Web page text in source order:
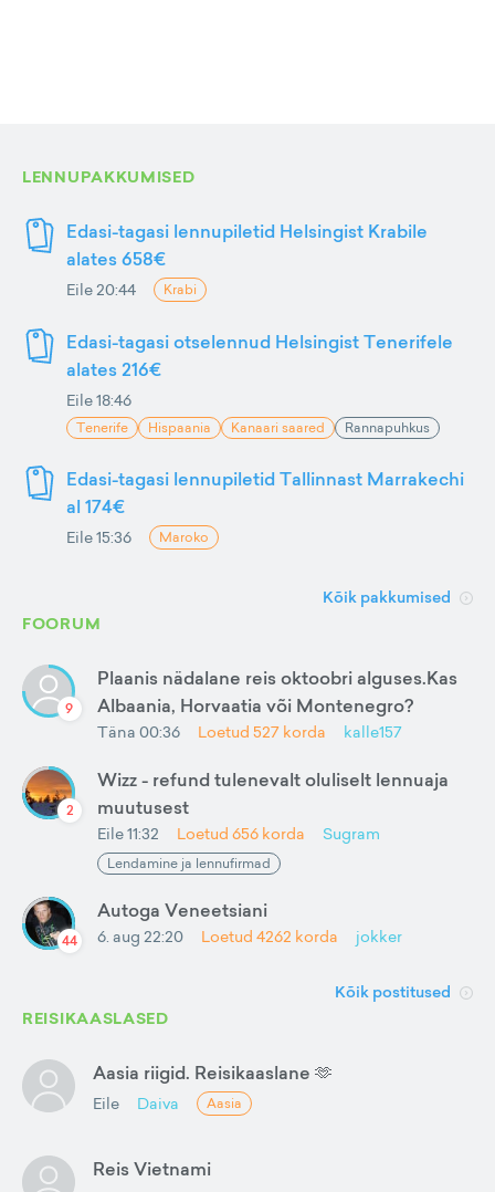
LENNUPAKKUMISED
Edasi-tagasi lennupiletid Helsingist Krabile
alates 658€
Eile 20:44 Krabi
Edasi-tagasi otselennud Helsingist Tenerifele
alates 216€
Eile 18:46
Tenerife Hispaania Kanaari saared Rannapuhkus
Edasi-tagasi lennupiletid Tallinnast Marrakechi
al 174€
Eile 15:36 Maroko
Kõik pakkumised
FOORUM
9
Plaanis nädalane reis oktoobri alguses.Kas
Albaania, Horvaatia või Montenegro?
Täna 00:36 Loetud 527 korda kalle157
2
Wizz - refund tulenevalt oluliselt lennuaja
muutusest
Eile 11:32 Loetud 656 korda Sugram
Lendamine ja lennufirmad
44
Autoga Veneetsiani
6. aug 22:20 Loetud 4262 korda jokker
Kõik postitused
REISIKAASLASED
Aasia riigid. Reisikaaslane 🫶
Eile Daiva Aasia
Reis Vietnami